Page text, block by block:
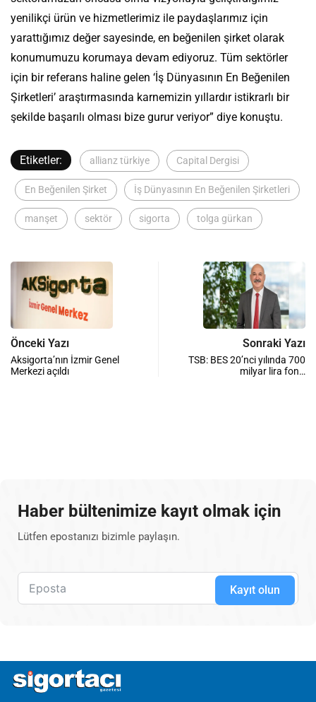
yenilikçi ürün ve hizmetlerimiz ile paydaşlarımız için
yarattığımız değer sayesinde, en beğenilen şirket olarak
konumumuzu korumaya devam ediyoruz. Tüm sektörler
için bir referans haline gelen ‘İş Dünyasının En Beğenilen
Şirketleri’ araştırmasında karnemizin yıllardır istikrarlı bir
şekilde başarılı olması bize gurur veriyor” diye konuştu.
Etiketler: allianz türkiye Capital Dergisi
En Beğenilen Şirket İş Dünyasının En Beğenilen Şirketleri
manşet sektör sigorta tolga gürkan
Önceki Yazı
Aksigorta’nın İzmir Genel
Merkezi açıldı
Sonraki Yazı
TSB: BES 20’nci yılında 700
milyar lira fon…
Haber bültenimize kayıt olmak için
Lütfen epostanızı bizimle paylaşın.
Kayıt olun